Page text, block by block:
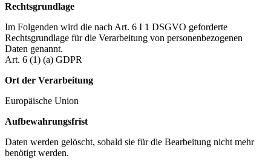
Rechtsgrundlage
Im Folgenden wird die nach Art. 6 I 1 DSGVO geforderte
Rechtsgrundlage für die Verarbeitung von personenbezogenen
Daten genannt.
Art. 6 (1) (a) GDPR
Ort der Verarbeitung
Europäische Union
Aufbewahrungsfrist
Daten werden gelöscht, sobald sie für die Bearbeitung nicht mehr
benötigt werden.